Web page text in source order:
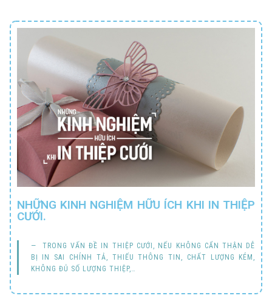
NHỮNG KINH NGHIỆM HỮU ÍCH KHI IN THIỆP
CƯỚI.
TRONG VẤN ĐỀ IN THIỆP CƯỚI, NẾU KHÔNG CẨN THẬN DỄ
BỊ IN SAI CHÍNH TẢ, THIẾU THÔNG TIN, CHẤT LƯỢNG KÉM,
KHÔNG ĐỦ SỐ LƯỢNG THIỆP,…